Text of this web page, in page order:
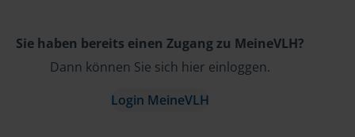
Sie haben bereits einen Zugang zu MeineVLH?
Dann können Sie sich hier einloggen.
Login MeineVLH